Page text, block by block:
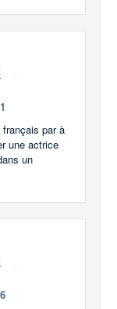
par à
une actrice
un